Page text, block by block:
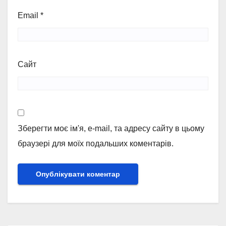
Email *
Сайт
Зберегти моє ім'я, e-mail, та адресу сайту в цьому
браузері для моїх подальших коментарів.